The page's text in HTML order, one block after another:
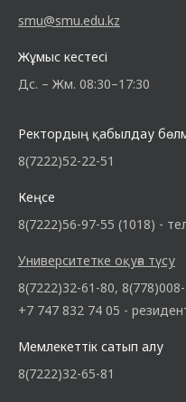
smu@smu.edu.kz
Жұмыс кестесі
Дс. – Жм. 08:30–17:30
Ректордың қабылдау
8(7222)52-22-51
Кеңсе
8(7222)56-97-55 (1018) -
Университетке оқуға түсу
8(7222)32-61-80,
+7 747 832 74 05 -
Мемлекеттік сатып алу
8(7222)32-65-81